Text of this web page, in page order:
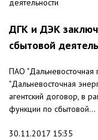
ДГК и ДЭК
сбытовой
ПАО "Дальневосточная
"Дальневосточная
агентский договор, в
функции по сбытовой...
30.11.2017 15:35